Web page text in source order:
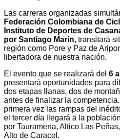
Las carreras organizadas
Federación Colombiana de
Instituto de Deportes de
por Santiago Marín, transitará
región como Pore y Paz de
libertadora de nuestra nación.
El evento que se realizará del 6
presentará oportunidades para
dos etapas llanas, dos de
antes de finalizar la
primera vez las rampas del
el tercer día llegará a la
por Tauramena, Altico Las
Alto de Caracol.